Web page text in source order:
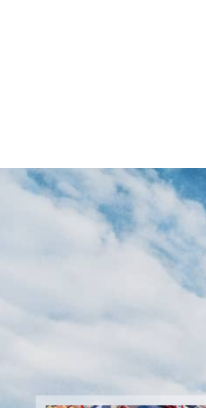
NEWS
MORE
NEWS
MORE